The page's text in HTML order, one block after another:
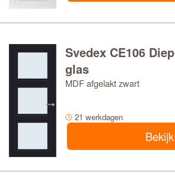
Svedex CE106
glas
MDF afgelakt zwart
21 werkdagen
Bekijk